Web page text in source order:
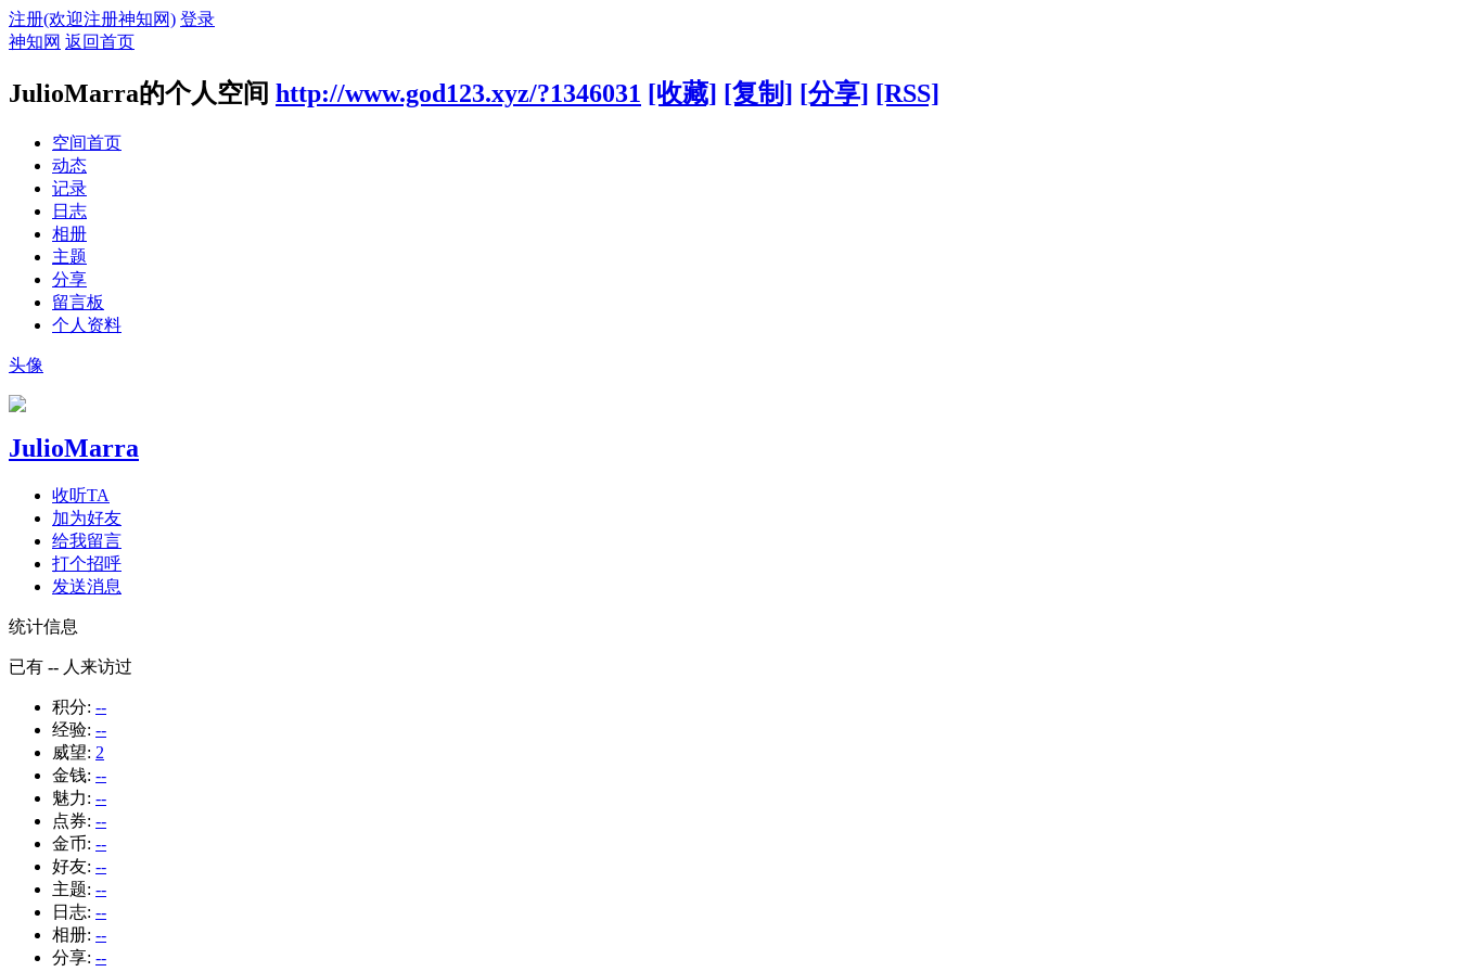
注册(欢迎注册神知网) 登录
神知网 返回首页
JulioMarra的个人空间 http://www.god123.xyz/?1346031 [收藏] [复制] [分享] [RSS]
空间首页
动态
记录
日志
相册
主题
分享
留言板
个人资料
头像
JulioMarra
收听TA
加为好友
给我留言
打个招呼
发送消息
统计信息
已有 -- 人来访过
积分: --
经验: --
威望: 2
金钱: --
魅力: --
点券: --
金币: --
好友: --
主题: --
日志: --
相册: --
分享: --